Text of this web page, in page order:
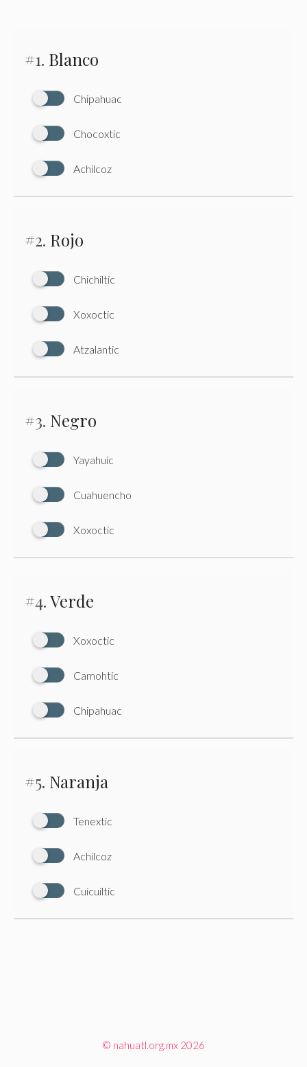
#1. Blanco
Chipahuac
Chocoxtic
Achilcoz
#2. Rojo
Chichiltic
Xoxoctic
Atzalantic
#3. Negro
Yayahuic
Cuahuencho
Xoxoctic
#4.Verde
Xoxoctic
Camohtic
Chipahuac
#5. Naranja
Tenextic
Achilcoz
Cuicuiltic
© nahuatl.org.mx 2026